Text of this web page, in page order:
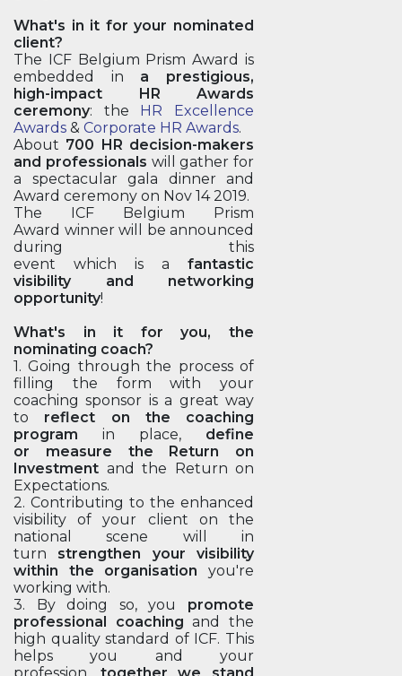
What's in it for your nominated
client?
The ICF Belgium Prism Award is
embedded in a prestigious,
high-impact HR Awards
ceremony: the HR Excellence
Awards & Corporate HR Awards.
About 700 HR decision-makers
and professionals will gather for
a spectacular gala dinner and
Award ceremony on Nov 14 2019.
The ICF Belgium Prism
Award winner will be announced
during this
event which is a fantastic
visibility and networking
opportunity!
What's in it for you, the
nominating coach?
1. Going through the process of
filling the form with your
coaching sponsor is a great way
to reflect on the coaching
program in place, define
or measure the Return on
Investment and the Return on
Expectations.
2. Contributing to the enhanced
visibility of your client on the
national scene will in
turn strengthen your visibility
within the organisation you're
working with.
3. By doing so, you promote
professional coaching and the
high quality standard of ICF. This
helps you and your